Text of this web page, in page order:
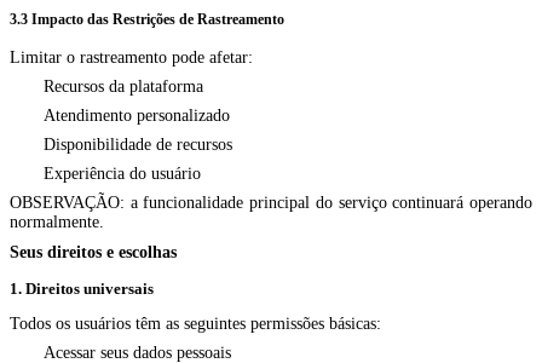
3.3 Impacto das Restrições de Rastreamento
Limitar o rastreamento pode afetar:
Recursos da plataforma
Atendimento personalizado
Disponibilidade de recursos
Experiência do usuário
OBSERVAÇÃO: a funcionalidade principal do serviço continuará operando
normalmente.
Seus direitos e escolhas
1. Direitos universais
Todos os usuários têm as seguintes permissões básicas:
Acessar seus dados pessoais